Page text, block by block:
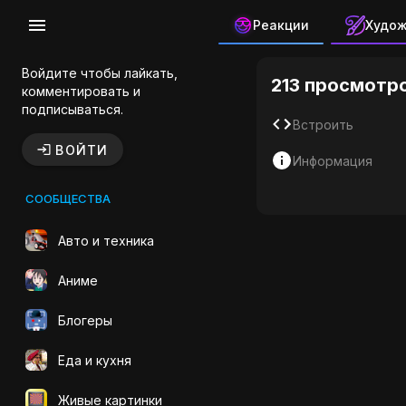
Реакции
Войдите чтобы лайкать,
комментировать и
подписываться.
ВОЙТИ
СООБЩЕСТВА
Авто и техника
Аниме
Блогеры
Еда и кухня
Живые картинки
213
Встроить
Информация